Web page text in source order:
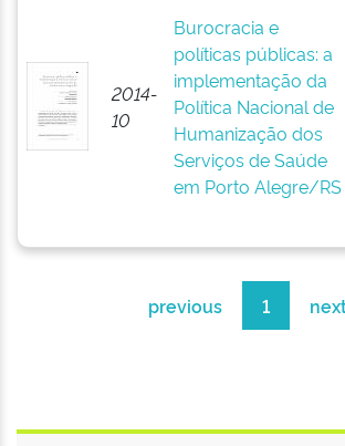
2014-
10
Burocracia e
políticas públicas: a
implementação da
Política Nacional de
Humanização dos
Serviços de Saúde
em Porto Alegre/RS
previous 1